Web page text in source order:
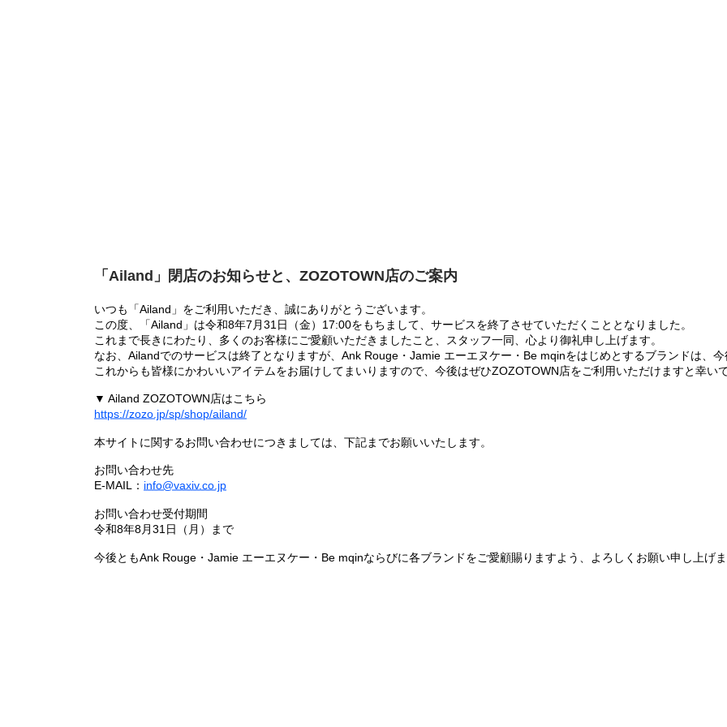
「Ailand」閉店のお知らせと、ZOZOTOWN店のご案内
いつも「Ailand」をご利用いただき、誠にありがとうございます。
この度、「Ailand」は令和8年7月31日（金）17:00をもちまして、サービスを終了させていただくこととなりました。
これまで長きにわたり、多くのお客様にご愛顧いただきましたこと、スタッフ一同、心より御礼申し上げます。
なお、Ailandでのサービスは終了となりますが、Ank Rouge・Jamie エーエヌケー・Be mqinをはじめとするブランドは、
これからも皆様にかわいいアイテムをお届けしてまいりますので、今後はぜひZOZOTOWN店をご利用いただけますと幸いで
▼ Ailand ZOZOTOWN店はこちら
https://zozo.jp/sp/shop/ailand/
本サイトに関するお問い合わせにつきましては、下記までお願いいたします。
お問い合わせ先
E-MAIL： info@vaxiv.co.jp
お問い合わせ受付期間
令和8年8月31日（月）まで
今後ともAnk Rouge・Jamie エーエヌケー・Be mqinならびに各ブランドをご愛顧賜りますよう、よろしくお願い申し上げま